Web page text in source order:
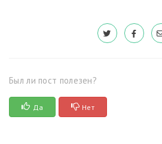
Был ли пост полезен?
Да Нет